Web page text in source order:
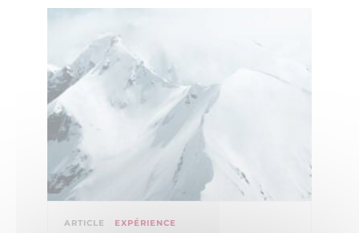
ARTICLE EXPÉRIENCE